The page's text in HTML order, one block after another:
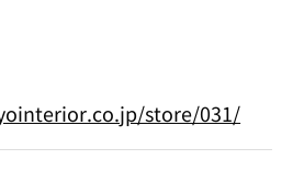
store/031/